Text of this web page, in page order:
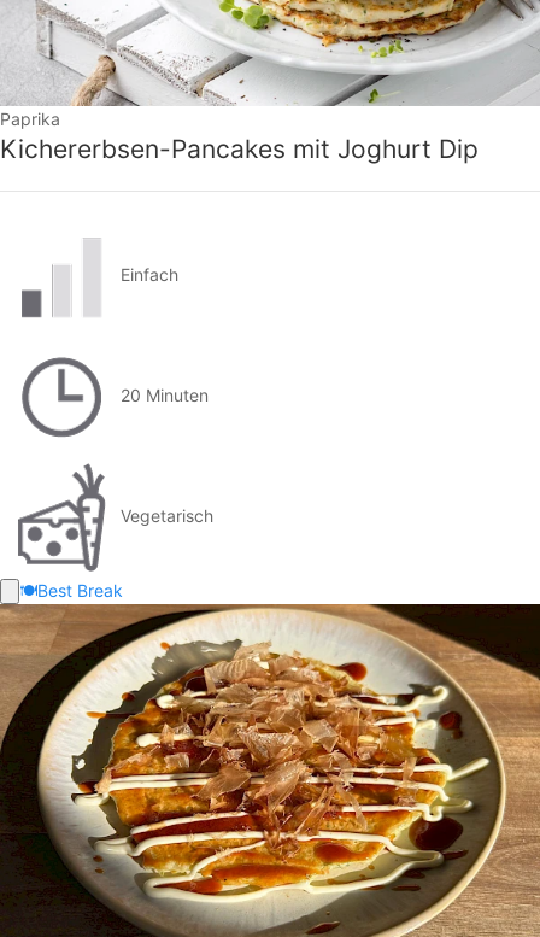
Paprika
Kichererbsen-Pancakes mit Joghurt Dip
Einfach
20 Minuten
Vegetarisch
🍽️Best Break